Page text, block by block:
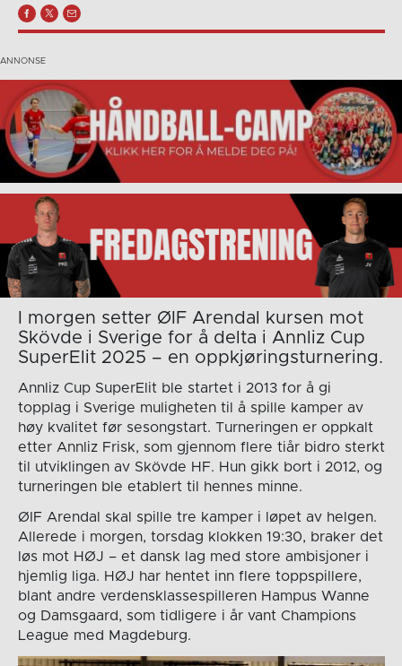
I morgen setter ØIF Arendal kursen mot
Skövde i Sverige for å delta i Annliz Cup
SuperElit 2025 – en oppkjøringsturnering.
Annliz Cup SuperElit ble startet i 2013 for å gi
topplag i Sverige muligheten til å spille kamper av
høy kvalitet før sesongstart. Turneringen er oppkalt
etter Annliz Frisk, som gjennom flere tiår bidro sterkt
til utviklingen av Skövde HF. Hun gikk bort i 2012, og
turneringen ble etablert til hennes minne.
ØIF Arendal skal spille tre kamper i løpet av helgen.
Allerede i morgen, torsdag klokken 19:30, braker det
løs mot HØJ – et dansk lag med store ambisjoner i
hjemlig liga. HØJ har hentet inn flere toppspillere,
blant andre verdensklassespilleren Hampus Wanne
og Damsgaard, som tidligere i år vant Champions
League med Magdeburg.